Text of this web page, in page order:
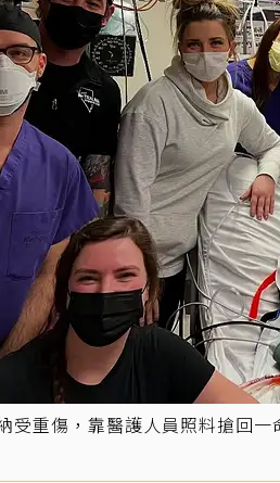
受重傷，靠醫護人員照料搶回